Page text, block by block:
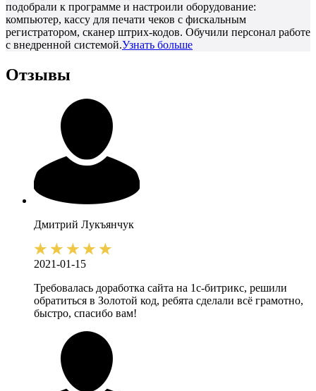
подобрали к программе и настроили оборудование:
компьютер, кассу для печати чеков с фискальным
регистратором, сканер штрих-кодов. Обучили персонал работе
с внедренной системой.Узнать больше
Отзывы
Дмитрий Лукъянчук
2021-01-15
Требовалась доработка сайта на 1с-битрикс, решили
обратиться в Золотой код, ребята сделали всё грамотно,
быстро, спасибо вам!